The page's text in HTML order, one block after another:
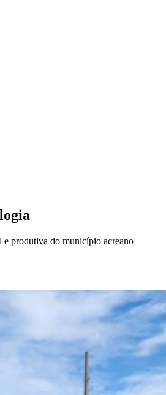
e produtiva do município acreano